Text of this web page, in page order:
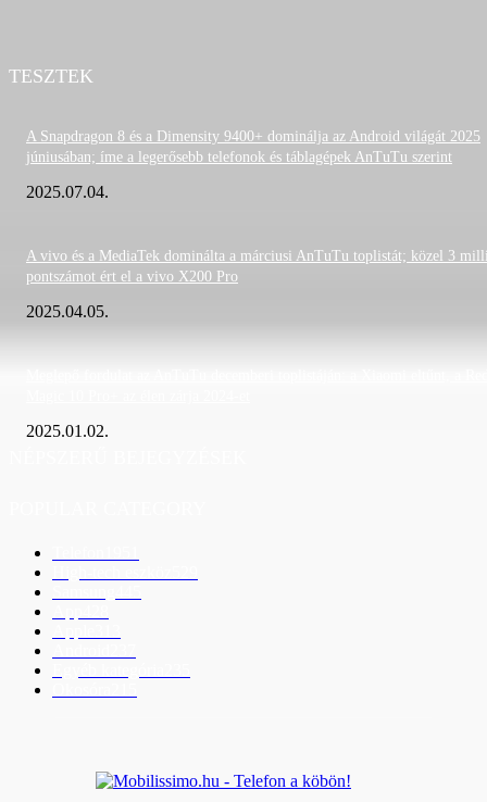
TESZTEK
A Snapdragon 8 és a Dimensity 9400+ dominálja az Android világát 2025
júniusában; íme a legerősebb telefonok és táblagépek AnTuTu szerint
2025.07.04.
A vivo és a MediaTek dominálta a márciusi AnTuTu toplistát; közel 3
pontszámot ért el a vivo X200 Pro
2025.04.05.
2025.01.02.